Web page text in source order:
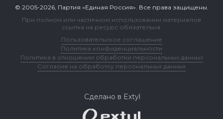
© 2005-2026, Партия «Единая Россия». Все права защищены.
При полном или частичном использовании материалов
ссылка на ресурс обязательна.
Пользовательское соглашение
Политика конфиденциальности
Политика в отношении обработки персональных данных
Согласие на обработку персональных данных
Сделано в Extyl